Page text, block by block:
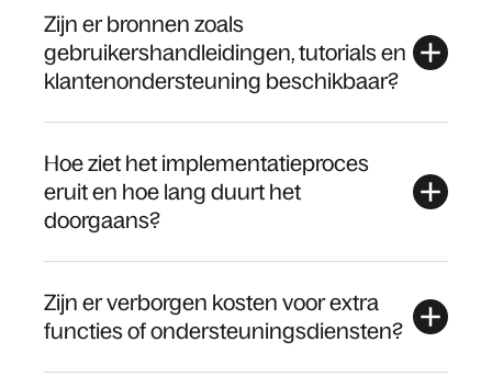
Zijn er bronnen zoals
gebruikershandleidingen, tutorials en
klantenondersteuning beschikbaar?
Hoe ziet het implementatieproces
eruit en hoe lang duurt het
doorgaans?
Zijn er verborgen kosten voor extra
functies of ondersteuningsdiensten?